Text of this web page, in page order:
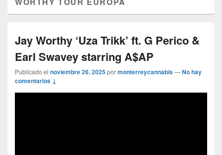
Jay Worthy ‘Uza Trikk’ ft. G Perico &
Earl Swavey starring A$AP
Publicado el noviembre 26, 2025pormonterreycannabis—No hay
comentarios ↓